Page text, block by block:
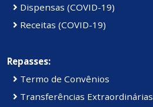
Dispensas (COVID-19)
Receitas (COVID-19)
Repasses:
Termo de Convênios
Transferências Extraordinárias